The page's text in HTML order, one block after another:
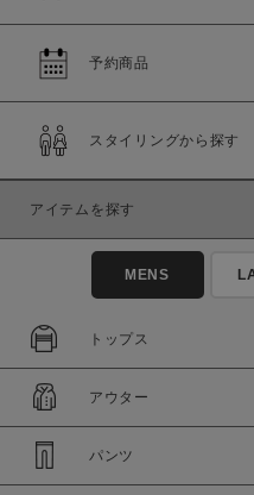
予約商品
スタイリングから探す
アイテムを探す
MENS
トップス
アウター
パンツ